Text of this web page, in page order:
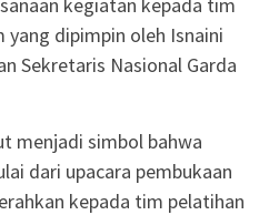
dipimpin oleh Isnaini
Sekretaris Nasional Garda
menjadi simbol bahwa
dari upacara pembukaan
kepada tim pelatihan